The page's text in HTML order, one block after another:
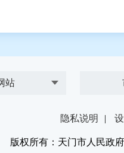
站
隐私说明 |
版权所有：天门市人民